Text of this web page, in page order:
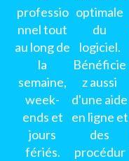
professio
nnel tout
au long de
la
semaine,
week-
ends et
jours
fériés.
optimale
du
logiciel.
Bénéficie
z aussi
d'une aide
en ligne et
des
procédur